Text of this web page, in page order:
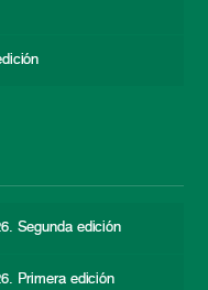
Segunda edición
Primera edición